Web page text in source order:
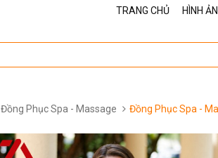
TRANG CHỦ HÌNH
Đồng Phục Spa - Massage Đồng Phục Spa -